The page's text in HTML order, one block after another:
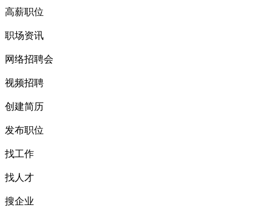
高薪职位
职场资讯
网络招聘会
视频招聘
创建简历
发布职位
找工作
找人才
搜企业